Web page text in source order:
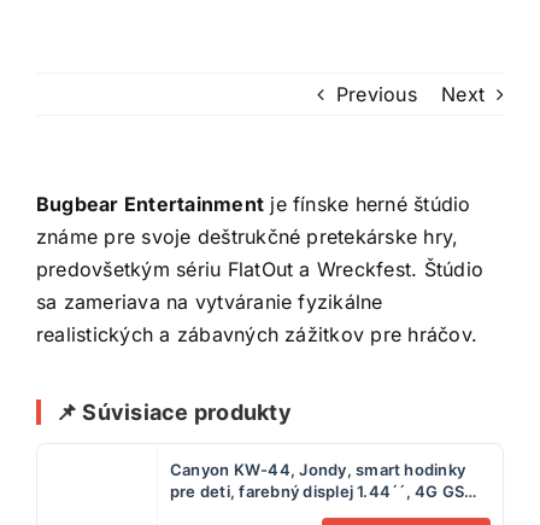
Previous Next
Bugbear Entertainment je fínske herné štúdio
známe pre svoje deštrukčné pretekárske hry,
predovšetkým sériu FlatOut a Wreckfest. Štúdio
sa zameriava na vytváranie fyzikálne
realistických a zábavných zážitkov pre hráčov.
📌 Súvisiace produkty
Canyon KW-44, Jondy, smart hodinky
pre deti, farebný displej 1.44´´, 4G GSM